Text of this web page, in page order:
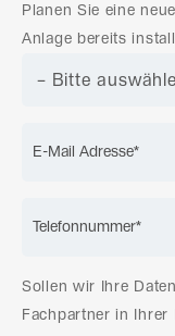
Planen Sie eine
Anlage bereits
Sollen wir Ihre
Fachpartner in Ihrer